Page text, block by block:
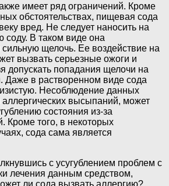
имеет ряд ограничений. Кроме
обстоятельствах, пищевая сода
вред. Не следует наносить на
соду. В таком виде она
сильную щелочь. Ее воздействие на
вызвать серьезные ожоги и
допускать попадания щелочи на
Даже в растворенном виде сода
Несоблюдение данных
высыпаний, может
состояния из-за
Кроме того, в некоторых
сода сама является
с усугублением проблем с
лечения данным средством,
ли сода вызвать аллергию?